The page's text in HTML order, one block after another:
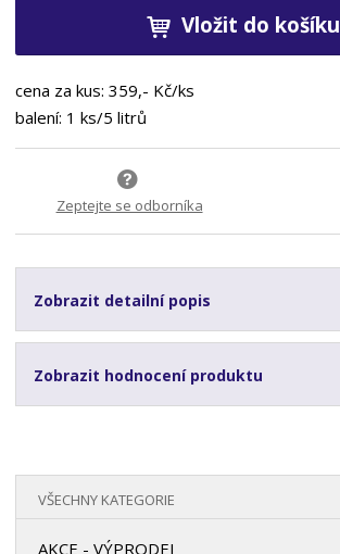
Vložit do košíku
cena za kus: 359,- Kč/ks
balení: 1 ks/5 litrů
Zeptejte se odborníka
Zobrazit detailní popis
Zobrazit hodnocení produktu
VŠECHNY KATEGORIE
AKCE - VÝPRODEJ